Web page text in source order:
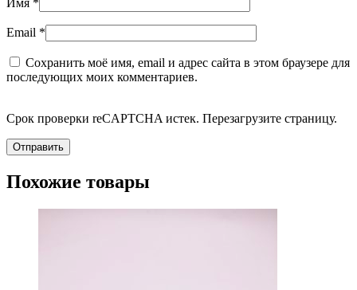
Имя *
Email *
Сохранить моё имя, email и адрес сайта в этом браузере для
последующих моих комментариев.
Срок проверки reCAPTCHA истек. Перезагрузите страницу.
Похожие товары